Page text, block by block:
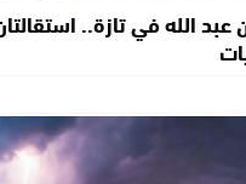
عبد الله في تازة..